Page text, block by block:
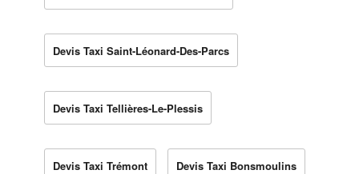
Devis Taxi Saint-Léonard-Des-Parcs
Devis Taxi Tellières-Le-Plessis
Devis Taxi Trémont Devis Taxi Bonsmoulins